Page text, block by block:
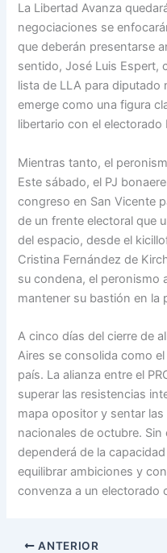
La Libertad Avanza
negociaciones se
que deberán presentarse
sentido, José Luis Espert,
lista de LLA para diputado
emerge como una figura
libertario con el electorado
Mientras tanto, el
Este sábado, el PJ
congreso en San Vicente
de un frente electoral que
del espacio, desde el
Cristina Fernández de
su condena, el peronismo
mantener su bastión en la
A cinco días del cierre de
Aires se consolida como
país. La alianza entre el
superar las resistencias
mapa opositor y sentar
nacionales de octubre.
dependerá de la
equilibrar ambiciones y
convenza a un electorado
ANTERIOR